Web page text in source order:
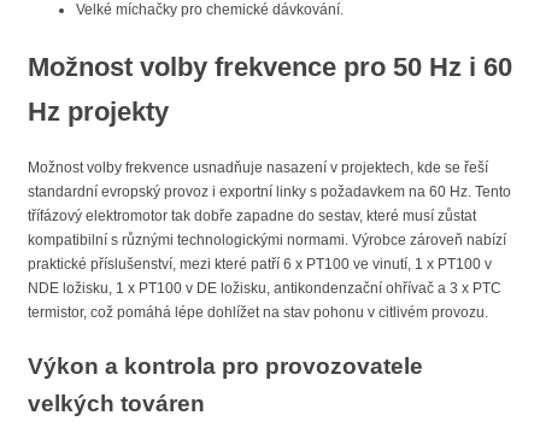
Velké míchačky pro chemické dávkování.
Možnost volby frekvence pro 50 Hz i 60
Hz projekty
Možnost volby frekvence usnadňuje nasazení v projektech, kde se řeší
standardní evropský provoz i exportní linky s požadavkem na 60 Hz. Tento
třífázový elektromotor tak dobře zapadne do sestav, které musí zůstat
kompatibilní s různými technologickými normami. Výrobce zároveň nabízí
praktické příslušenství, mezi které patří 6 x PT100 ve vinutí, 1 x PT100 v
NDE ložisku, 1 x PT100 v DE ložisku, antikondenzační ohřívač a 3 x PTC
termistor, což pomáhá lépe dohlížet na stav pohonu v citlivém provozu.
Výkon a kontrola pro provozovatele
velkých továren